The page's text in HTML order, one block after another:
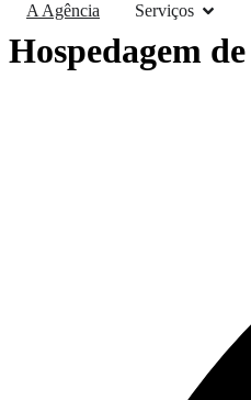
A Agência Serviços
Hospedagem